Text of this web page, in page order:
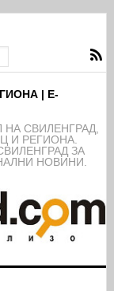
| E-
СВИЛЕНГРАД,
И РЕГИОНА.
ЗА
НОВИНИ.